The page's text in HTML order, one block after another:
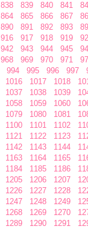
838 839 840 841
864 865 866 867
890 891 892 893
916 917 918 919
942 943 944 945
968 969 970 971
994 995 996 997
1016 1017 1018
1037 1038 1039
1058 1059 1060
1079 1080 1081
1100 1101 1102
1121 1122 1123
1142 1143 1144
1163 1164 1165
1184 1185 1186
1205 1206 1207
1226 1227 1228
1247 1248 1249
1268 1269 1270
1289 1290 1291